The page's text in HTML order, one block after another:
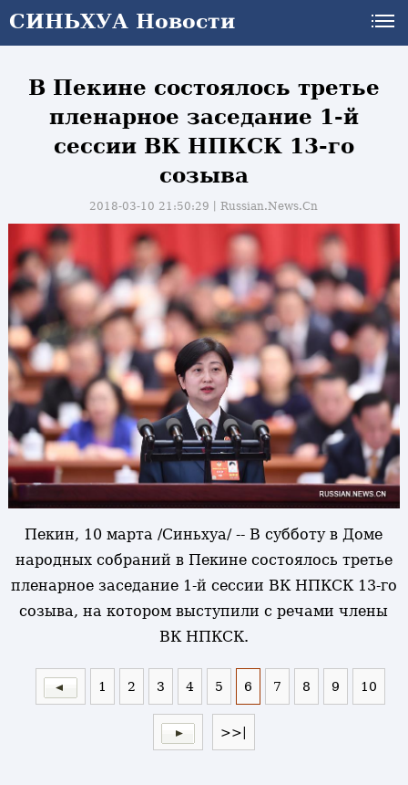
СИНЬХУА Новости
В Пекине состоялось третье
пленарное заседание 1-й
сессии ВК НПКСК 13-го
созыва
2018-03-10 21:50:29丨Russian.News.Cn
Пекин, 10 марта /Синьхуа/ -- В субботу в Доме
народных собраний в Пекине состоялось третье
пленарное заседание 1-й сессии ВК НПКСК 13-го
созыва, на котором выступили с речами члены
ВК НПКСК.
1 2 3 4 5 6 7 8 9 10
>>|